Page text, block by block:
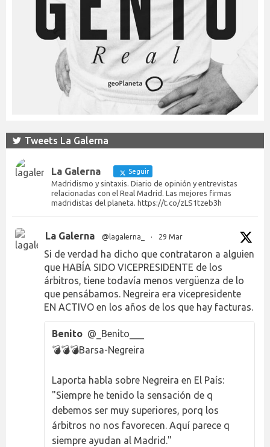
Tweets La Galerna
La Galerna Seguir
Madridismo y sintaxis. Diario de opinión y entrevistas
relacionadas con el Real Madrid. Las mejores firmas
madridistas del planeta. https://t.co/zLS1tzeb3h
La Galerna @lagalerna_ · 29 Mar
Si de verdad ha dicho que contrataron a alguien
que HABÍA SIDO VICEPRESIDENTE de los
árbitros, tiene todavía menos vergüenza de lo
que pensábamos. Negreira era vicepresidente
EN ACTIVO en los años de los que hay facturas.
Benito @_Benito___
💣💣💣Barsa-Negreira
Laporta habla sobre Negreira en El País:
"Siempre he tenido la sensación de q
debemos ser muy superiores, porq los
árbitros no nos favorecen. Aquí parece q
siempre ayudan al Madrid."